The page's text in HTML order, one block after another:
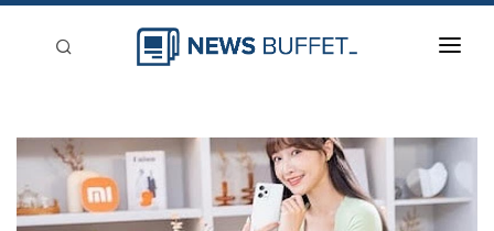
新聞稿分類
登入